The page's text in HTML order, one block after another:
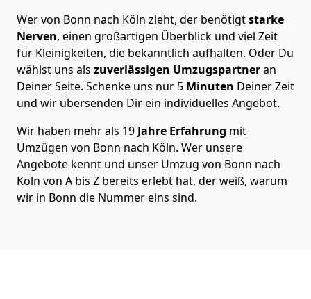
Wer von Bonn nach Köln zieht, der benötigtstarke
Nerven, einen großartigen Überblick und viel Zeit
für Kleinigkeiten, die bekanntlich aufhalten. Oder Du
wählst uns als zuverlässigen Umzugspartneran
Deiner Seite. Schenke uns nur 5 Minuten Deiner Zeit
und wir übersenden Dir ein individuelles Angebot.
Wir haben mehr als 19 Jahre Erfahrung mit
Umzügen von Bonn nach Köln. Wer unsere
Angebote kennt und unser Umzug von Bonn nach
Köln von A bis Z bereits erlebt hat, der weiß, warum
wir in Bonn die Nummer eins sind.